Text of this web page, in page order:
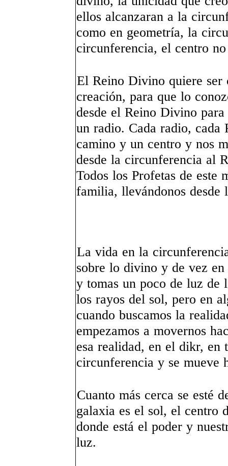
ellos alcanzaran a la
como en geometría, la
circunferencia, el centro
El Reino Divino quiere ser
creación, para que lo
desde el Reino Divino
un radio. Cada radio, cada
camino y un centro y nos
desde la circunferencia al
Todos los Profetas de este
familia, llevándonos desde
La vida en la
sobre lo divino y de vez
y tomas un poco de luz de
los rayos del sol, pero en
cuando buscamos la
empezamos a movernos
esa realidad, en el dikr, en
circunferencia y se
Cuanto más cerca se esté
galaxia es el sol, el centro
donde está el poder y